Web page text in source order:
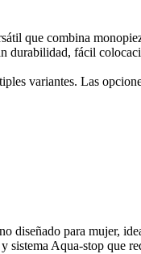
que combina
durabilidad, fácil
variantes. Las
diseñado para mujer,
Aqua-stop que